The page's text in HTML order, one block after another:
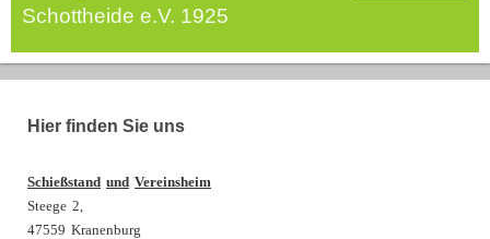
Schottheide e.V. 1925
Hier finden Sie uns
Schießstand und Vereinsheim
Steege 2,
47559 Kranenburg